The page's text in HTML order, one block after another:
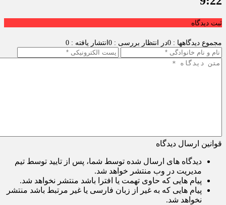
ثبت دیدگاه
مجموع دیدگاهها : 0 در انتظار بررسی : 0 انتشار یافته : 0
قوانین ارسال دیدگاه
دیدگاه های ارسال شده توسط شما، پس از تایید توسط تیم
مدیریت در وب منتشر خواهد شد.
پیام هایی که حاوی تهمت یا افترا باشد منتشر نخواهد شد.
پیام هایی که به غیر از زبان فارسی یا غیر مرتبط باشد منتشر
نخواهد شد.